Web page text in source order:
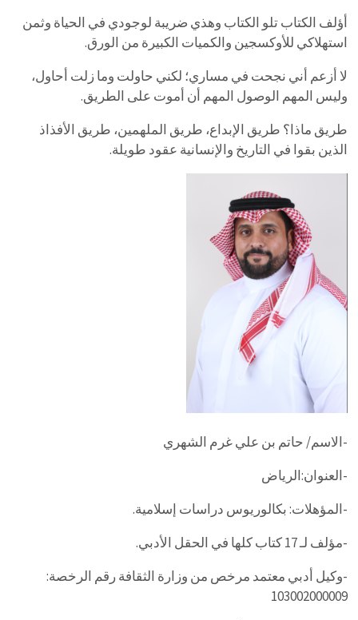
أؤلف الكتاب تلو الكتاب وهذي ضريبة لوجودي في الحياة وثمن
استهلاكي للأوكسجين والكميات الكبيرة من الورق.
لا أزعم أني نجحت في مساري؛ لكني حاولت وما زلت أحاول،
وليس المهم الوصول المهم أن أموت على الطريق.
طريق ماذا؟ طريق الإبداع، طريق الملهمين، طريق الأفذاذ
الذين بقوا في التاريخ والإنسانية عقود طويلة.
-الاسم/ حاتم بن علي غرم الشهري
-العنوان:الرياض
-المؤهلات: بكالوريوس دراسات إسلامية.
-مؤلف لـ 17 كتاب كلها في الحقل الأدبي.
-وكيل أدبي معتمد مرخص من وزارة الثقافة رقم الرخصة:
103002000009